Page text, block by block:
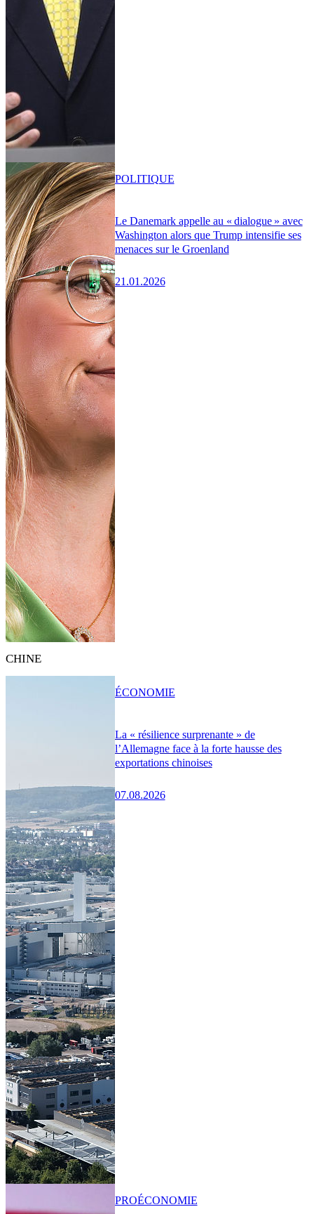
Le Danemark appelle au « dialogue » avec
Washington alors que Trump intensifie ses
menaces sur le Groenland
21.01.2026
POLITIQUE
CHINE
La « résilience surprenante » de
l’Allemagne face à la forte hausse des
exportations chinoises
07.08.2026
ÉCONOMIE
PROÉCONOMIE